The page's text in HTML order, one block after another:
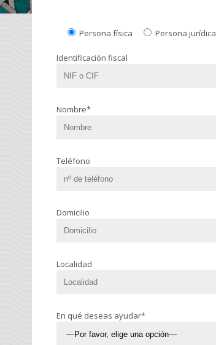
Persona física Persona jurídica
Identificación fiscal
Nombre*
Teléfono
Domicilio
Localidad
En qué deseas ayudar*